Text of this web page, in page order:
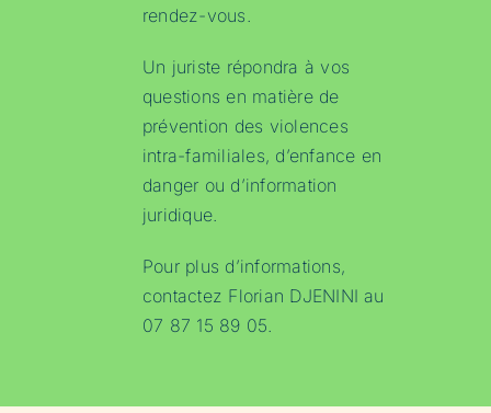
rendez-vous.
Un juriste répondra à vos
questions en matière de
prévention des violences
intra-familiales, d’enfance en
danger ou d’information
juridique.
Pour plus d’informations,
contactez Florian DJENINI au
07 87 15 89 05.